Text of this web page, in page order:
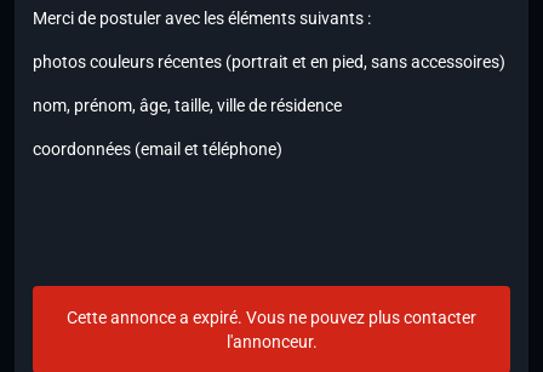
Merci de postuler avec les éléments suivants :
photos couleurs récentes (portrait et en pied, sans accessoires)
nom, prénom, âge, taille, ville de résidence
coordonnées (email et téléphone)
Cette annonce a expiré. Vous ne pouvez plus contacter
l'annonceur.